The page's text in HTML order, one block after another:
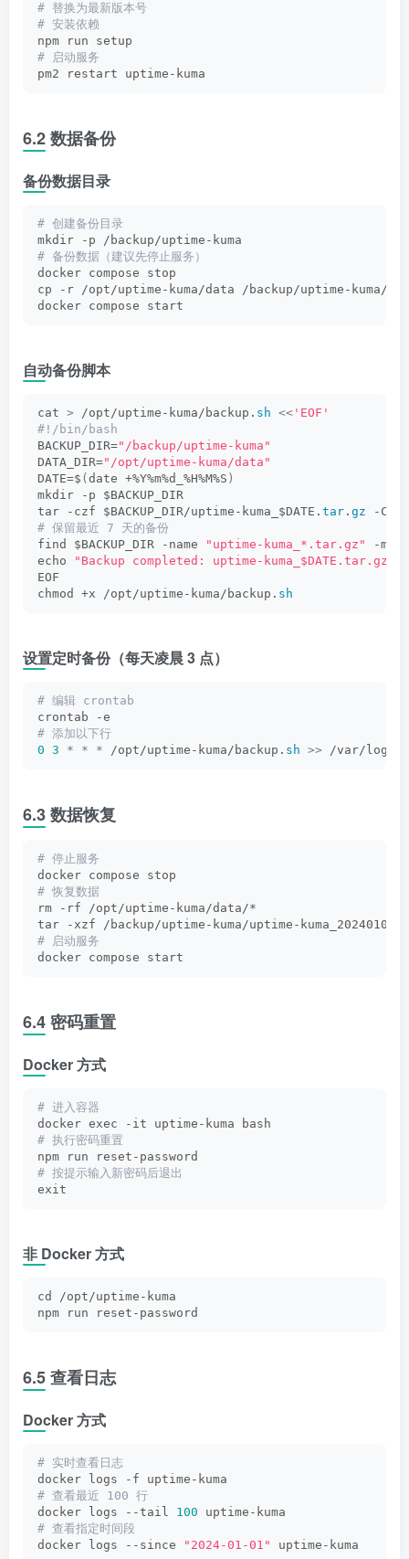
# 替换为最新版本号
# 安装依赖
npm run setup
# 启动服务
pm2 restart uptime-kuma
6.2 数据备份
备份数据目录
# 创建备份目录
mkdir -p /backup/uptime-kuma
# 备份数据（建议先停止服务）
docker compose stop
cp -r /opt/uptime-kuma/data /backup/uptime-kuma/
docker compose start
自动备份脚本
cat > /opt/uptime-kuma/backup. sh << 'EOF'
#!/bin/bash
BACKUP_DIR="/backup/uptime-kuma"
DATA_DIR="/opt/uptime-kuma/data"
DATE=$ ( date +%Y%m%d_%H%M%S )
mkdir -p $BACKUP_DIR
tar -czf $BACKUP_DIR/uptime-kuma_$DATE. tar . gz -C
# 保留最近 7 天的备份
find $BACKUP_DIR -name
"uptime-kuma_*.tar.gz"
-
echo
"Backup completed: uptime-kuma_$DATE.tar.gz"
EOF
chmod +x /opt/uptime-kuma/backup. sh
设置定时备份（每天凌晨 3 点）
# 编辑 crontab
crontab -e
# 添加以下行
0 3 * * * /opt/uptime-kuma/backup. sh >> /var/log/
6.3 数据恢复
# 停止服务
docker compose stop
# 恢复数据
rm -rf /opt/uptime-kuma/data/*
tar -xzf /backup/uptime-kuma/uptime-
# 启动服务
docker compose start
6.4 密码重置
Docker 方式
# 进入容器
docker exec -it uptime-kuma bash
# 执行密码重置
npm run reset-password
# 按提示输入新密码后退出
exit
非 Docker 方式
cd /opt/uptime-kuma
npm run reset-password
6.5 查看日志
Docker 方式
# 实时查看日志
docker logs -f uptime-kuma
# 查看最近 100 行
docker logs --tail 100 uptime-kuma
# 查看指定时间段
docker logs --since
"2024-01-01" uptime-kuma